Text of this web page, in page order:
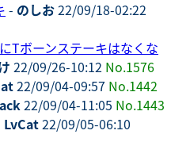
- のしお22/09/18-02:22
Tボーンステーキはなくな
22/09/26-10:12 No.1576
22/09/04-09:57 No.1442
22/09/04-11:05 No.1443
LvCat22/09/05-06:10